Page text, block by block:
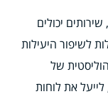
יכולים
לשיפור היעילות
של
את לוחות